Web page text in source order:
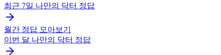
최근 7일 나만의 닥터 정답
월간 정답 모아보기
이번 달 나만의 닥터 정답